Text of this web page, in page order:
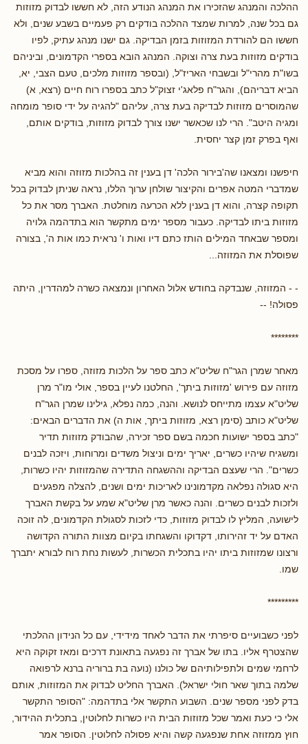
ההלכה והמנהג שהזכירו את המנהג הנודע הזה, לא חששו לבדוק מזוזות
גם בכל שנה, למרות שמצד ההלכה בודקים רק פעמיים בשבע שנים, ולא
חששו הם להורדת המזוזות בזמן הבדיקה. גם ישנו מנהג עתיק, לפיו
בודקים מזוזות בעת צרה וצוקה. המנהג הובא בספרי הקדמונים, וביניהם
בשו"ת מהרי"ל ובשבחי האריז"ל, (ובספר מזוזות מלכים, טעם הצבי, יא,
הביא דבריהם), והגר"ח פלאג'י זצוק"ל כתב בספרו רוח חיים (רצא, א)
שהמוסרים מזוזות לבדיקה בעת צרה, עליהם "להגיה על ידי סופר מומחה
ומגיה היטב". הרי לנו שכאשר ישנו צורך לבדוק מזוזות, בודקים אותם,
ואף בפרק זמן קצר יחסית.
חיפשנו ומצאנו שה'בירור הלכה' דן בענין זה בהלכות מזוזה והוא מביא
שמדברי המטה אפרים והקיצור שולחן ערוך הללו, נראה שניתן לבדוק בכל
תקופה קצרה, והוא דן בענין ללא הכרעה מוחלטת. האברך מסר את כל
מזוזות ביתו לבדיקה. כעבור מספר ימים מתקשר הוא בתדהמה גלויה
ומספר שבאחד המילים הותז כתם דיו ואות ו' נראית כמו אות ה', בצורה
שפוסלת את המזוזה...
- - המזוזה, שנבדקה בחודש אלול האחרון ונמצאה כשרה למהדרין, היתה
פסולה! --
********
מאחר שמרן הגר"ח שליט"א כתב ספר על הלכות מזוזה, ספרו על מסכת
מזוזה עם פירוש 'מזוזות ביתך', החלטנו לעיין בספר, אולי מו"ר מרן
שליט"א עצמו מתייחס לנושא. והנה, כמה נפלא, גילינו שמרן הגר"ח
שליט"א כותב (סימן רצא, מזוזות ביתך, אות ה) את הדברים הבאים:
"כתב בספר ישועות חכמה בשם ספר זכירה, שהבודק מזוזות תדיר
ומשגיח שיהיו כשרים, יאריך ימים וניצול משדים ומרוחות, ויזכה לבנים
כשרים". הרי שעצם הבדיקה וההשגחה התדירה שהמזוזות יהיו כשרות,
היא סגולה נפלאה מקדמונינו לאריכות ימים ושנים, להצלה מפגעים
ולזכות לבנים כשרים. והנה כאשר מרן שליט"א שמע על בקשת האברך
לישועה, המליץ לו לבדוק מזוזות, כדי לזכות לסגולת הקדמונים, לה זוכה
האדם על יד זהירותו, דקדוקו והשגחתו בקיום מצוות התורה הקדושה
ורצונו שמזוזות ביתו יהיו בתכלית הכשרות, לעשות נחת רוח לבורא יתברך
שמו.
*********
לפני כשבועיים סיפרתי את הדבר לאחד מידידי, עם כל הנידון ההלכתי
שהצטרף אליו. בתו של אברך זה נפגעה בתאונת דרכים ומאז זקוקה היא
לרחמי שמים ולתפילותיהם של כולנו (נועה בת ברוריה ברנא לרפואה
שלמה בתוך שאר חולי ישראל). האברך החליט לבדוק את המזוזות, אותם
בדק לפני מספר שנים. השבוע התקשר אלי בתדהמה: "הסופר התקשר
אלי כי כעת ואמר שכל מזוזות הבית היו כשרות לחלוטין, בתכלית ההידור,
חוץ ממזוזה אחת שנפגעה קשה והיא פסולה לחלוטין. הסופר אמר